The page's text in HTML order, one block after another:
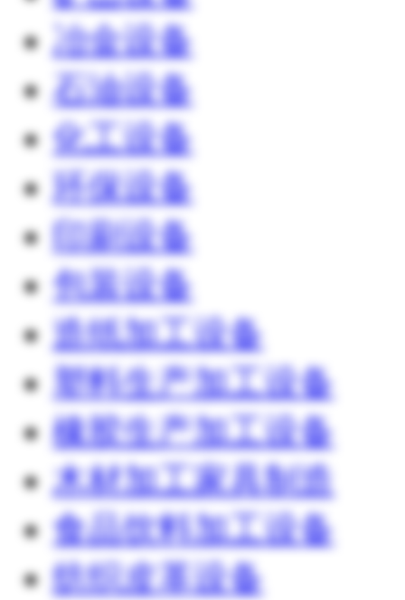
冶金设备
石油设备
化工设备
环保设备
印刷设备
包装设备
造纸加工设备
塑料生产加工设备
橡胶生产加工设备
木材加工家具制造
食品饮料加工设备
纺织皮革设备